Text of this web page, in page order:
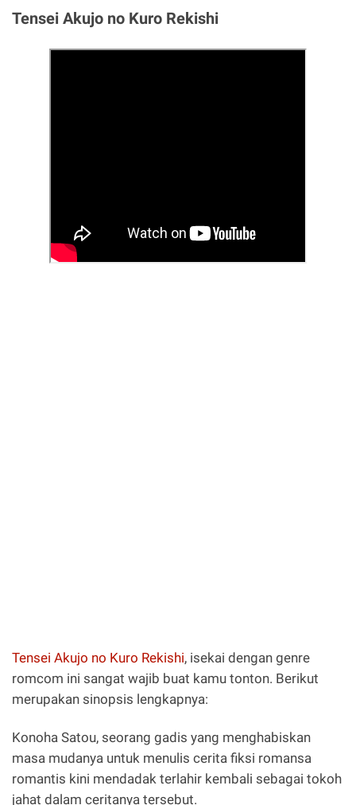
Tensei Akujo no Kuro Rekishi
Tensei Akujo no Kuro Rekishi, isekai dengan genre
romcom ini sangat wajib buat kamu tonton. Berikut
merupakan sinopsis lengkapnya:
Konoha Satou, seorang gadis yang menghabiskan
masa mudanya untuk menulis cerita fiksi romansa
romantis kini mendadak terlahir kembali sebagai tokoh
jahat dalam ceritanya tersebut.